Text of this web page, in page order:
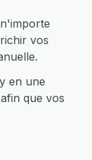
vos
en une
que vos